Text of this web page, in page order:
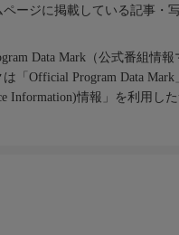
ページに掲載している記事・
Data Mark（公式番組情報
は「Official Program Data
Information)情報」を利用し